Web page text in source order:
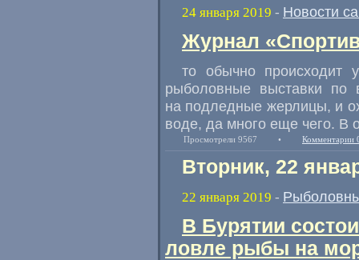
24 января 2019 - Новости
Журнал
то обычно происходит
рыболовные выставки по
на подледные жерлицы, и
воде, да много еще чего. В
Просмотрели 9567 • Комментарии
Вторник, 22
22 января 2019 -
В Бурятии
ловле рыбы на